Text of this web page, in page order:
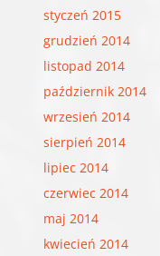
styczeń 2015
grudzień 2014
listopad 2014
październik 2014
wrzesień 2014
sierpień 2014
lipiec 2014
czerwiec 2014
maj 2014
kwiecień 2014